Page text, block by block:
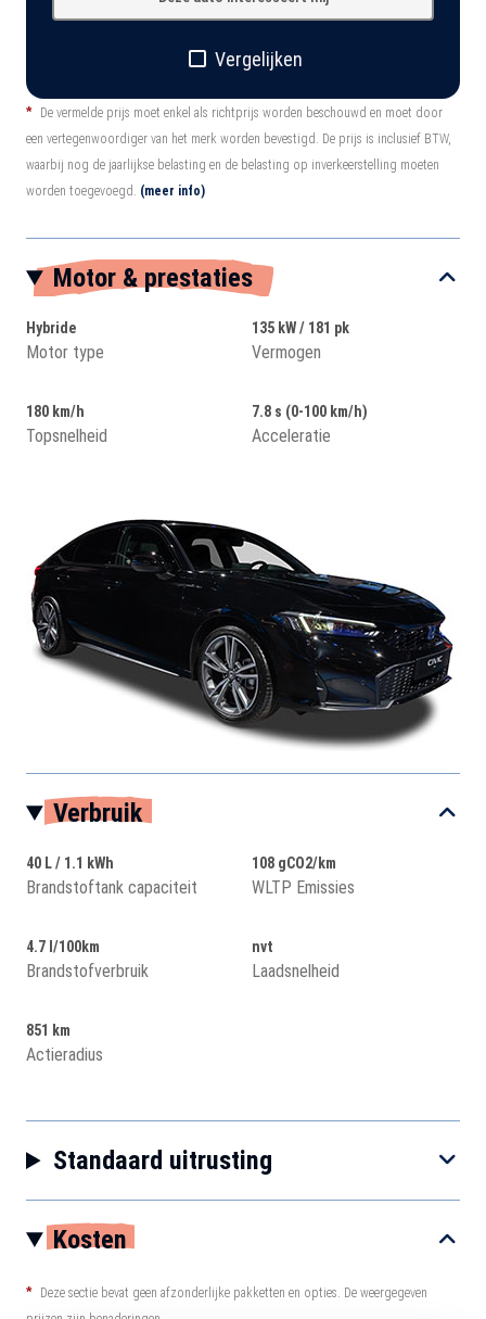
Vergelijken
*
De vermelde prijs moet enkel als richtprijs worden beschouwd en moet door
een vertegenwoordiger van het merk worden bevestigd. De prijs is inclusief BTW,
waarbij nog de jaarlijkse belasting en de belasting op inverkeerstelling moeten
worden toegevoegd. (meer info)
Motor & prestaties
Hybride
Motor type
135 kW / 181 pk
Vermogen
180 km/h
Topsnelheid
7.8 s (0-100 km/h)
Acceleratie
Verbruik
40 L / 1.1 kWh
Brandstoftank capaciteit
108 gCO2/km
WLTP Emissies
4.7 l/100km
Brandstofverbruik
nvt
Laadsnelheid
851 km
Actieradius
Standaard uitrusting
Kosten
*
Deze sectie bevat geen afzonderlijke pakketten en opties. De weergegeven